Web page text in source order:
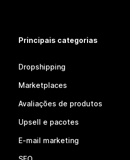
Principais categorias
Dropshipping
Marketplaces
Avaliações de produtos
Upsell e pacotes
E-mail marketing